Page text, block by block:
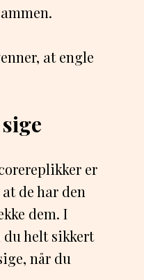
at engle
er
de har den
dem. I
du helt sikkert
når du